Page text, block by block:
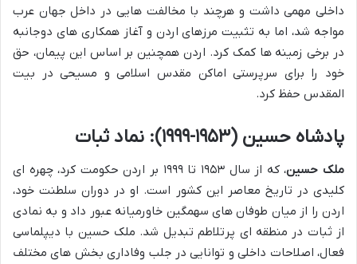
داخلی مهمی داشت و هرچند با مخالفت هایی در داخل جهان عرب
مواجه شد، اما به تثبیت مرزهای اردن و آغاز همکاری های دوجانبه
در برخی زمینه ها کمک کرد. اردن همچنین بر اساس این پیمان، حق
خود را برای سرپرستی اماکن مقدس اسلامی و مسیحی در بیت
المقدس حفظ کرد.
پادشاه حسین (۱۹۵۳-۱۹۹۹): نماد ثبات
ملک حسین
، که از سال ۱۹۵۳ تا ۱۹۹۹ بر اردن حکومت کرد، چهره ای
کلیدی در تاریخ معاصر این کشور است. او در دوران سلطنت خود،
اردن را از میان طوفان های سهمگین خاورمیانه عبور داد و به نمادی
از ثبات در منطقه ای پرتلاطم تبدیل شد. ملک حسین با دیپلماسی
فعال، اصلاحات داخلی و توانایی در جلب وفاداری بخش های مختلف